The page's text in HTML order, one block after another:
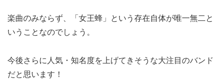
楽曲のみならず、「女王蜂」という存在自体が唯一無二と
いうことなのでしょう。
今後さらに人気・知名度を上げてきそうな大注目のバンド
だと思います！